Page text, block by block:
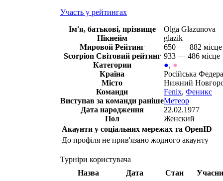
Участь у рейтингах
Ім'я, батькові, прізвище
Olga Glazunova
Нікнейм
glazik
Мировой Рейтинг
650 — 882
Scorpion Світовий рейтинг 933 — 486 місце
Категории
●, ●
Країна
Російська
Місто
Нижний
Команди
Fenix, Феникс
Виступав за команди ранішеМетеор
Дата народження
22.02.1977
Пол
Женский
Акаунти у соціальних мережах та OpenID
До профіля не прив'язано жодного акаунту
Турніри користувача
Назва
Дата Стан